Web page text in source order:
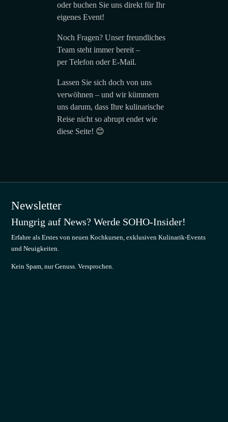
oder buchen Sie uns direkt für Ihr
eigenes Event!
Noch Fragen? Unser freundliches
Team steht immer bereit –
per Telefon oder E-Mail.
Lassen Sie sich doch von uns
verwöhnen – und wir kümmern
uns darum, dass Ihre kulinarische
Reise nicht so abrupt endet wie
diese Seite! 😊
Newsletter
Hungrig auf News? Werde SOHO-Insider!
Erfahre als Erstes von neuen Kochkursen, exklusiven Kulinarik-Events
und Neuigkeiten.
Kein Spam, nur Genuss. Versprochen.